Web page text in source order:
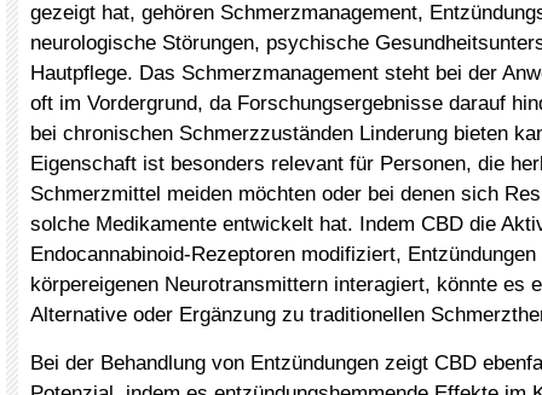
gezeigt hat, gehören Schmerzmanagement,
neurologische Störungen, psychische
Hautpflege. Das Schmerzmanagement steht bei der
oft im Vordergrund, da Forschungsergebnisse darauf
bei chronischen Schmerzzuständen Linderung bieten
Eigenschaft ist besonders relevant für Personen, die
Schmerzmittel meiden möchten oder bei denen sich
solche Medikamente entwickelt hat. Indem CBD die
Endocannabinoid-Rezeptoren modifiziert,
körpereigenen Neurotransmittern interagiert, könnte es
Alternative oder Ergänzung zu traditionellen
Bei der Behandlung von Entzündungen zeigt CBD